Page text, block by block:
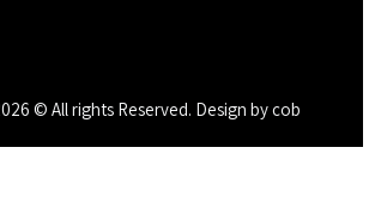
© All rights Reserved. Design by cob